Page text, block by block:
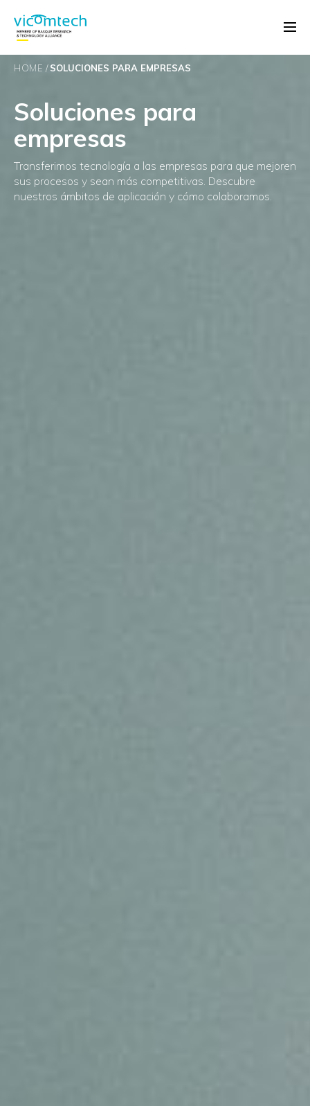
HOME SOLUCIONES PARA EMPRESAS
Soluciones para
empresas
Transferimos tecnología a las empresas para que mejoren
sus procesos y sean más competitivas. Descubre
nuestros ámbitos de aplicación y cómo colaboramos.